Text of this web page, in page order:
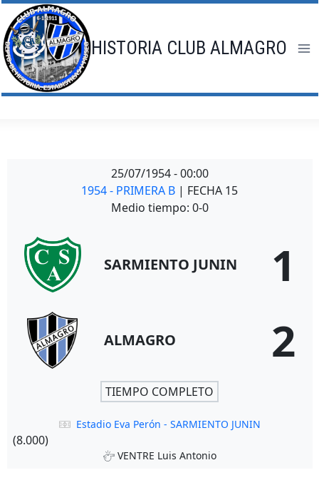
Saltar
al
contenido
HISTORIA CLUB ALMAGRO
25/07/1954 - 00:00
1954 - PRIMERA B | FECHA 15
Medio tiempo: 0-0
SARMIENTO JUNIN 1
ALMAGRO 2
TIEMPO COMPLETO
Estadio Eva Perón - SARMIENTO JUNIN
(8.000)
VENTRE Luis Antonio